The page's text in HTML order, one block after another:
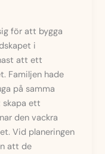
för att bygga
i
att ett
Familjen hade
på samma
skapa ett
den vackra
Vid planeringen
att de